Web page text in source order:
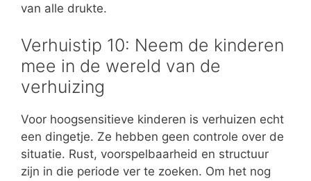
van alle drukte.
Verhuistip 10: Neem de kinderen
mee in de wereld van de
verhuizing
Voor hoogsensitieve kinderen is verhuizen echt
een dingetje. Ze hebben geen controle over de
situatie. Rust, voorspelbaarheid en structuur
zijn in die periode ver te zoeken. Om het nog